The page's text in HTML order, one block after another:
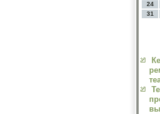
24
31